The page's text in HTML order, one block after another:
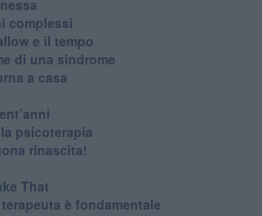
complessi
e il tempo
di una sindrome
a casa
psicoterapia
rinascita!
That
è fondamentale